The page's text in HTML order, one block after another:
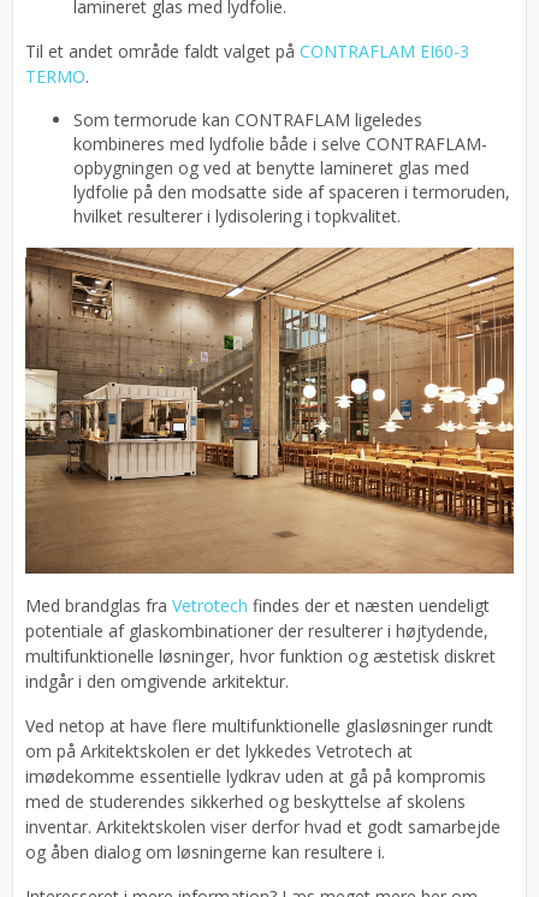
lamineret glas med lydfolie.
Til et andet område faldt valget på CONTRAFLAM EI60-3
TERMO.
Som termorude kan CONTRAFLAM ligeledes
kombineres med lydfolie både i selve CONTRAFLAM-
opbygningen og ved at benytte lamineret glas med
lydfolie på den modsatte side af spaceren i termoruden,
hvilket resulterer i lydisolering i topkvalitet.
Med brandglas fra Vetrotech findes der et næsten uendeligt
potentiale af glaskombinationer der resulterer i højtydende,
multifunktionelle løsninger, hvor funktion og æstetisk diskret
indgår i den omgivende arkitektur.
Ved netop at have flere multifunktionelle glasløsninger rundt
om på Arkitektskolen er det lykkedes Vetrotech at
imødekomme essentielle lydkrav uden at gå på kompromis
med de studerendes sikkerhed og beskyttelse af skolens
inventar. Arkitektskolen viser derfor hvad et godt samarbejde
og åben dialog om løsningerne kan resultere i.